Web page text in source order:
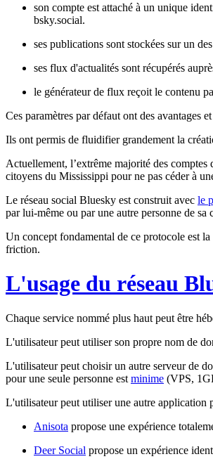
son compte est attaché à un unique
bsky.social.
ses publications sont stockées sur un
ses flux d'actualités sont récupérés
le générateur de flux reçoit le contenu
Ces paramètres par défaut ont des avantages
Ils ont permis de fluidifier grandement la
Actuellement, l’extrême majorité des
citoyens du Mississippi pour ne pas céder à
Le réseau social Bluesky est construit avec le
par lui-même ou par une autre personne de sa
Un concept fondamental de ce protocole est
friction.
L'usage du réseau
Chaque service nommé plus haut peut être
L'utilisateur peut utiliser son propre nom de
L'utilisateur peut choisir un autre serveur de
pour une seule personne est minime (VPS,
L'utilisateur peut utiliser une autre application
Anisota propose une expérience
Deer Social propose un expérience